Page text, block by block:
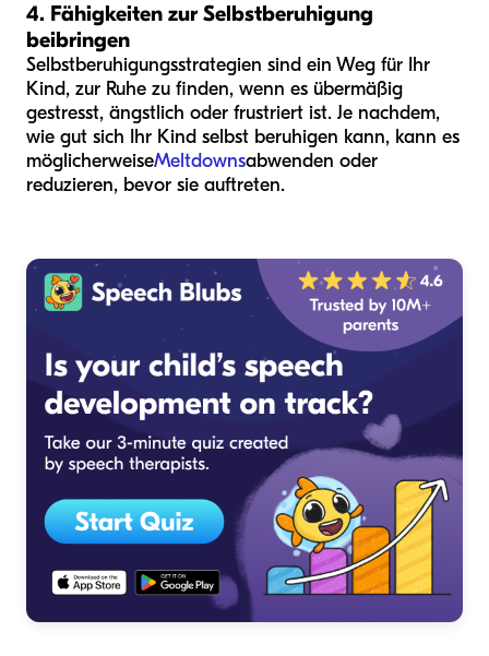
4. Fähigkeiten zur Selbstberuhigung
beibringen
Selbstberuhigungsstrategien sind ein Weg für Ihr
Kind, zur Ruhe zu finden, wenn es übermäßig
gestresst, ängstlich oder frustriert ist. Je nachdem,
wie gut sich Ihr Kind selbst beruhigen kann, kann es
möglicherweiseMeltdownsabwenden oder
reduzieren, bevor sie auftreten.